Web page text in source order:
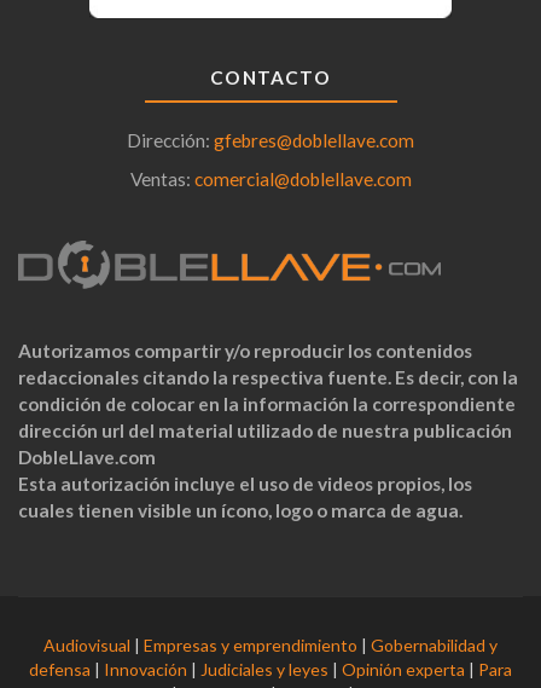
CONTACTO
Dirección: gfebres@doblellave.com
Ventas: comercial@doblellave.com
Autorizamos compartir y/o reproducir los contenidos
redaccionales citando la respectiva fuente. Es decir, con la
condición de colocar en la información la correspondiente
dirección url del material utilizado de nuestra publicación
DobleLlave.com
Esta autorización incluye el uso de videos propios, los
cuales tienen visible un ícono, logo o marca de agua.
Audiovisual | Empresas y emprendimiento | Gobernabilidad y
defensa | Innovación | Judiciales y leyes | Opinión experta | Para